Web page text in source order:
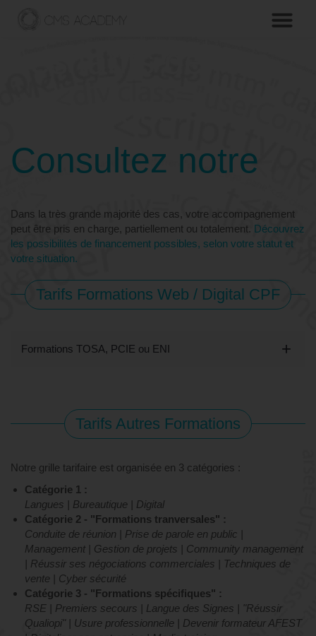
Consultez notre
Dans la très grande majorité des cas, votre accompagnement
peut être pris en charge, partiellement ou totalement.Découvrez
les possibilités de financement possibles, selon votre statut et
votre situation.
Tarifs Formations Web / Digital CPF
Tarifs Autres Formations
Notre grille tarifaire est organisée en 3 catégories :
Catégorie 1 :
Langues | Bureautique | Digital
Catégorie 2 - "Formations tranversales" :
Conduite de réunion | Prise de parole en public |
Management | Gestion de projets | Community management
| Réussir ses négociations commerciales | Techniques de
vente | Cyber sécurité